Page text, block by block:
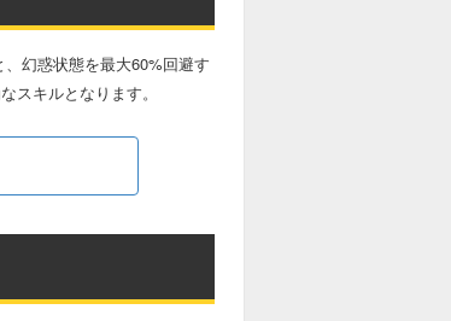
幻惑状態を最大60%回避す
スキルとなります。